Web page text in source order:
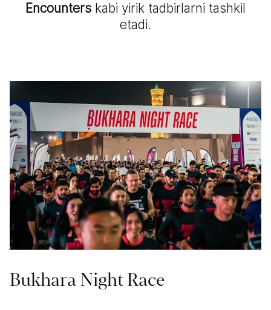
Encounters kabi yirik tadbirlarni tashkil
etadi.
Bukhara Night Race